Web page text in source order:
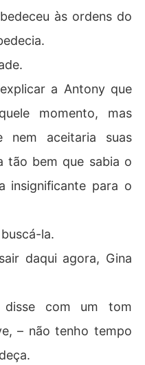
às ordens do
a Antony que
momento, mas
aceitaria suas
tão bem que sabia o
insignificante para o
la.
daqui agora, Gina
com um tom
– não tenho tempo